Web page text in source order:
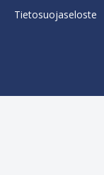
Tietosuojaseloste